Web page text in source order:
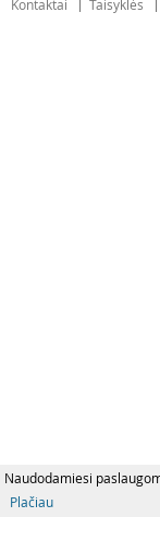
Naudodamiesi
Plačiau
Kontaktai Taisyklės